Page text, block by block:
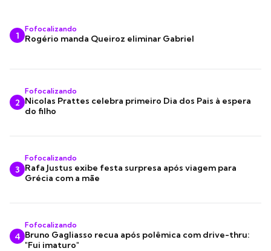
1
Fofocalizando
Rogério manda Queiroz eliminar Gabriel
2
Fofocalizando
Nicolas Prattes celebra primeiro Dia dos Pais à espera
do filho
3
Fofocalizando
Rafa Justus exibe festa surpresa após viagem para
Grécia com a mãe
4
Fofocalizando
Bruno Gagliasso recua após polêmica com drive-thru:
"Fui imaturo"